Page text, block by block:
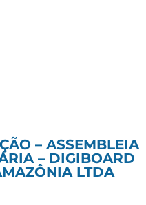
– ASSEMBLEIA
– DIGIBOARD
LTDA